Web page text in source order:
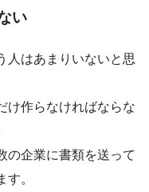
い
人はあまりいないと思
け作らなければならな
の企業に書類を送って
。